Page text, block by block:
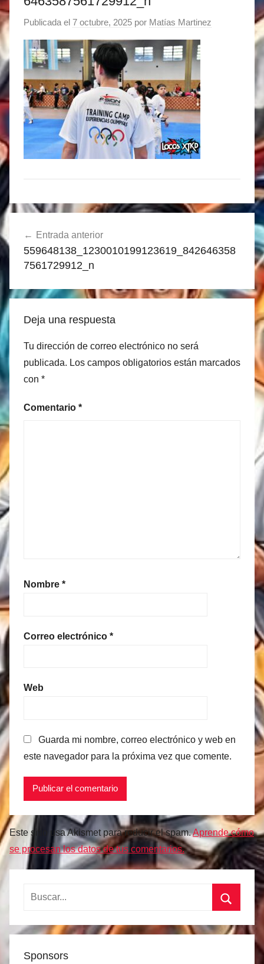
Publicada el 7 octubre, 2025 por Matías Martinez
de
entradas
Entrada anterior
559648138_1230010199123619_842646358
7561729912_n
Deja una respuesta
Tu dirección de correo electrónico no será
publicada. Los campos obligatorios están marcados
con *
Comentario *
Nombre *
Correo electrónico *
Web
Guarda mi nombre, correo electrónico y web en
este navegador para la próxima vez que comente.
Este sitio usa Akismet para reducir el spam.Aprende cómo
se procesan los datos de tus comentarios.
Buscar:
Sponsors